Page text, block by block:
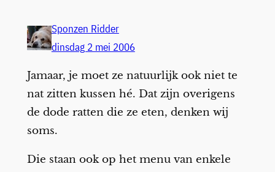
Sponzen Ridder
dinsdag 2 mei 2006
Jamaar, je moet ze natuurlijk ook niet te
nat zitten kussen hé. Dat zijn overigens
de dode ratten die ze eten, denken wij
soms.
Die staan ook op het menu van enkele